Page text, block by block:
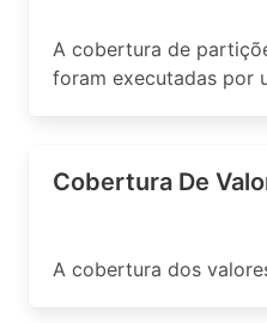
A cobertura de
foram executadas por
Cobertura De
A cobertura dos